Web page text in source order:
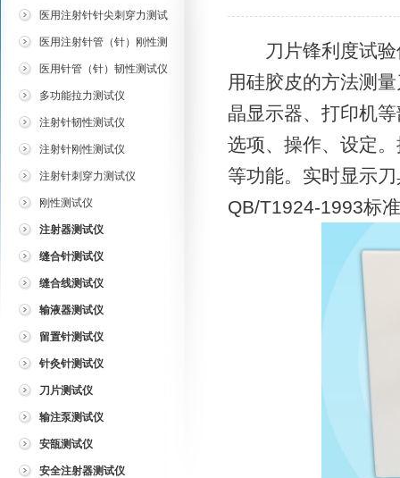
医用注射针针尖刺穿力测试
仪
医用注射针管（针）刚性测
试仪
医用针管（针）韧性测试仪
多功能拉力测试仪
注射针韧性测试仪
注射针刚性测试仪
注射针刺穿力测试仪
刚性测试仪
注射器测试仪
缝合针测试仪
缝合线测试仪
输液器测试仪
留置针测试仪
针灸针测试仪
刀片测试仪
输注泵测试仪
安瓿测试仪
安全注射器测试仪
刀片锋利度试验
用硅胶皮的方法测
晶显示器、打印机
选项、操作、设定
等功能。实时显示
QB/T1924-1993标